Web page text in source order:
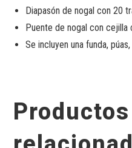
Diapasón de nogal con 20
Puente de nogal con cejilla
Se incluyen una funda,
Productos